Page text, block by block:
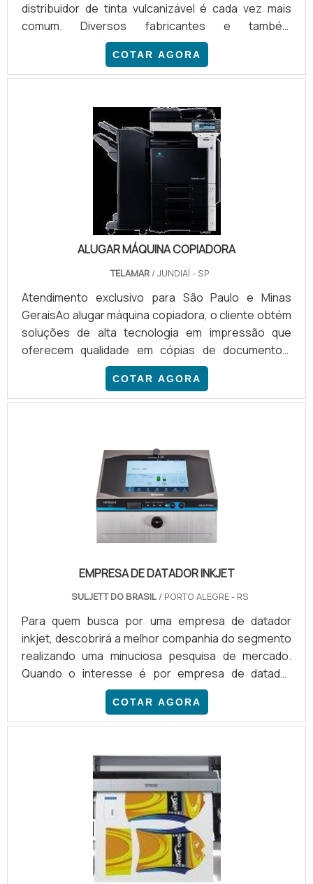
distribuidor de tinta vulcanizável é cada vez mais
comum. Diversos fabricantes e também
reformadores de pneus precisam utilizar materiais
para identificação, revitalização e acabamento de
seus produtos. Por essa razão, o trabalho de um
processos produtivos.É UM MATERIAL COM
CARACTERÍSTICAS PRÓPRIASA tinta vulcanizável é
um material com características próprias.
COTAR AGORA
ALUGAR MÁQUINA COPIADORA
TELAMAR / JUNDIAÍ - SP
Atendimento exclusivo para São Paulo e Minas
GeraisAo alugar máquina copiadora, o cliente obtém
soluções de alta tecnologia em impressão que
oferecem qualidade em cópias de documentos,
arquivos, fotografias digitais e fotobooks. Além
disso, a locação de copiadoras é uma alternativa
economicamente viável, já que, em muitos casos,
com o materialPara alugar a máquina copiadora, é
recomendável contratar uma emp.
COTAR AGORA
EMPRESA DE DATADOR INKJET
SULJETT DO BRASIL / PORTO ALEGRE - RS
Para quem busca por uma empresa de datador
inkjet, descobrirá a melhor companhia do segmento
realizando uma minuciosa pesquisa de mercado.
Quando o interesse é por empresa de datador
inkjet, com a Suljett do Brasil irá encontrar excelente
custo-benefício com assessoria técnica
especializada.UM POUCO MAIS SOBRE A EMPRESA
de demonstrar competência e excelência para se
destacar como empresa de datador inkjet, a Suljett
do Brasil foca sua energia em produzir uma
estrutura aos clientes com: Equipamentos de última
geração; Conformidade com os padrões
internacionais de segurança GS, UL, CSA e CE;
Distribuição autorizada das grandes marcas Hitachi,
COTAR AGORA